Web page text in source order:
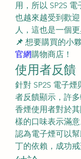
用，所以 SP2S
也越來越受到歡
人，這也是一個
📌 想要購買的小
官網購物商店！
使用者反饋
針對 SP2S 電子
者反饋顯示，許
香煙使用者對於
樣的口味表示滿
認為電子煙可以
丁的依賴，成功戒